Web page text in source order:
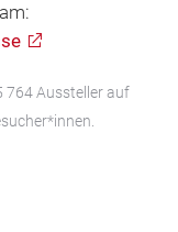
764 Aussteller auf